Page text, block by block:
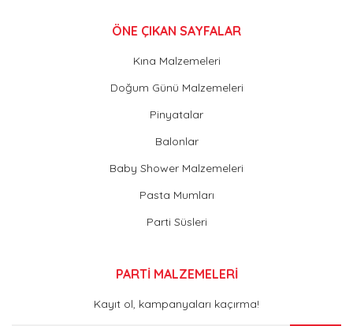
ÖNE ÇIKAN SAYFALAR
Kına Malzemeleri
Doğum Günü Malzemeleri
Pinyatalar
Balonlar
Baby Shower Malzemeleri
Pasta Mumları
Parti Süsleri
PARTİ MALZEMELERİ
Kayıt ol, kampanyaları kaçırma!